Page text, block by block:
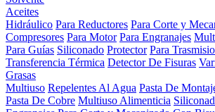
Aceites
Hidráulico Para Reductores Para Corte y
Compresores Para Motor Para Engranajes
Para Guías Siliconado Protector Para
Transferencia Térmica Detector De Fisuras
Grasas
Multiuso Repelentes Al Agua Pasta De
Pasta De Cobre Multiuso Alimenticia